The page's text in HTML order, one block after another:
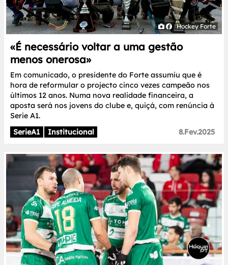
Hockey Forte
«É necessário voltar a uma gestão
menos onerosa»
Em comunicado, o presidente do Forte assumiu que é
hora de reformular o projecto cinco vezes campeão nos
últimos 12 anos. Numa nova realidade financeira, a
aposta será nos jovens do clube e, quiçá, com renúncia à
Serie A1.
SerieA1
Institucional 8.Fev.2025